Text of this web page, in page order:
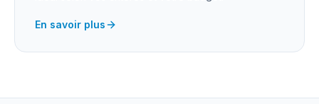
En savoir plus